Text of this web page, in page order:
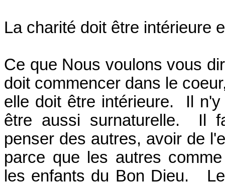
La charité doit être intérieure
Ce que Nous voulons vous
doit commencer dans le
elle doit être intérieure. Il
être aussi surnaturelle. Il
penser des autres, avoir de
parce que les autres
les enfants du Bon Dieu.